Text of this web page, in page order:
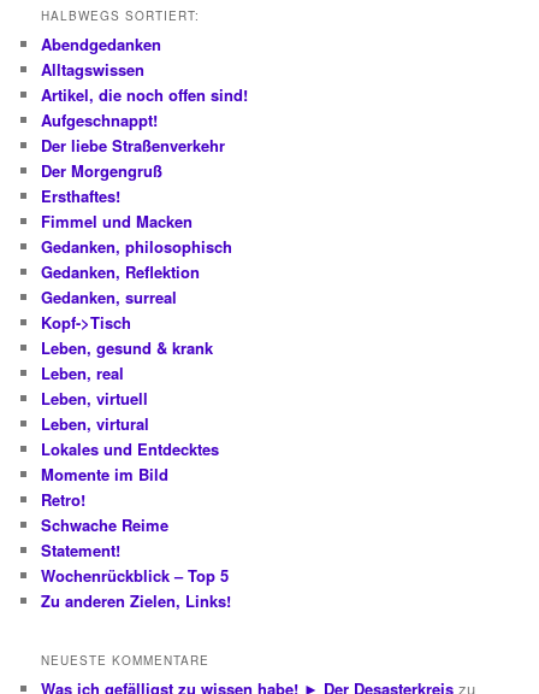
HALBWEGS SORTIERT:
Abendgedanken
Alltagswissen
Artikel, die noch offen sind!
Aufgeschnappt!
Der liebe Straßenverkehr
Der Morgengruß
Ersthaftes!
Fimmel und Macken
Gedanken, philosophisch
Gedanken, Reflektion
Gedanken, surreal
Kopf->Tisch
Leben, gesund & krank
Leben, real
Leben, virtuell
Leben, virtural
Lokales und Entdecktes
Momente im Bild
Retro!
Schwache Reime
Statement!
Wochenrückblick – Top 5
Zu anderen Zielen, Links!
NEUESTE KOMMENTARE
Was ich gefälligst zu wissen habe! ► Der Desasterkreis zu